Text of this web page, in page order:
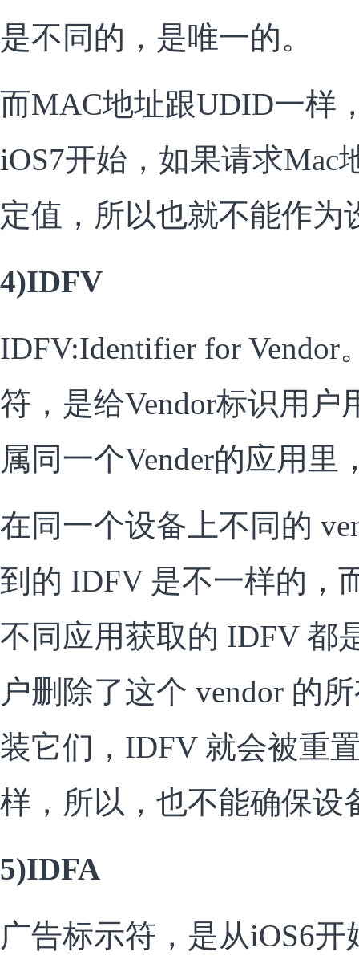
是不同的，是唯一的。
而MAC地址跟UDID一样
iOS7开始，如果请求Mac
定值，所以也就不能作为
4)IDFV
IDFV:Identifier for Vendor
符，是给Vendor标识用户
属同一个Vender的应用里
在同一个设备上不同的
到的 IDFV 是不一样的，
不同应用获取的 IDFV 都
户删除了这个 vendor 的
装它们，IDFV 就会被重
样，所以，也不能确保设
5)IDFA
广告标示符，是从iOS6